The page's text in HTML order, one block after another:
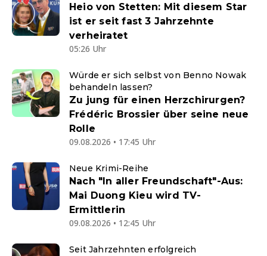
Heio von Stetten: Mit diesem Star
ist er seit fast 3 Jahrzehnte
verheiratet
05:26 Uhr
Würde er sich selbst von Benno Nowak
behandeln lassen?
Zu jung für einen Herzchirurgen?
Frédéric Brossier über seine neue
Rolle
09.08.2026 • 17:45 Uhr
Neue Krimi-Reihe
Nach "In aller Freundschaft"-Aus:
Mai Duong Kieu wird TV-
Ermittlerin
09.08.2026 • 12:45 Uhr
Seit Jahrzehnten erfolgreich